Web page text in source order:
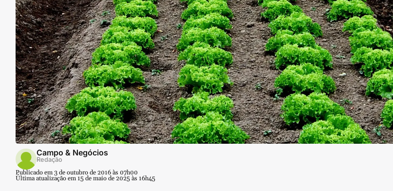
Campo & Negócios
Redação
Publicado em 3 de outubro de 2016 às 07h00
Última atualização em 15 de maio de 2025 às 16h45